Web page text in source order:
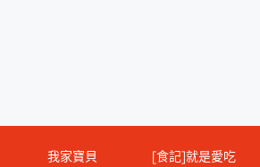
我家寶貝 [食記]就是愛吃